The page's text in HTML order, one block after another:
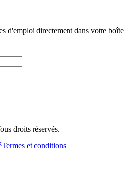
d'emploi directement dans votre boîte
droits réservés.
Termes et conditions